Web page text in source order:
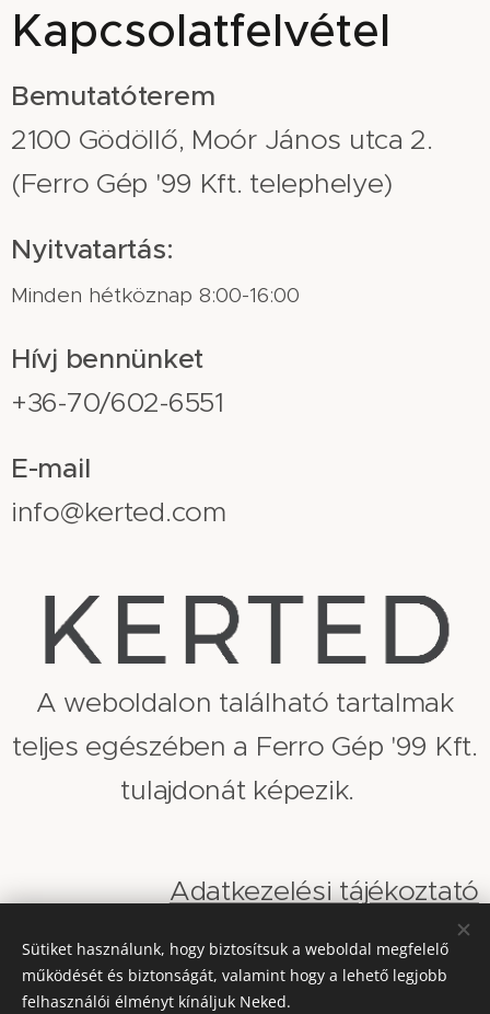
Kapcsolatfelvétel
Bemutatóterem
2100 Gödöllő, Moór János utca 2.
(Ferro Gép '99 Kft. telephelye)
Nyitvatartás:
Minden hétköznap 8:00-16:00
Hívj bennünket
+36-70/602-6551
E-mail
info@kerted.com
A weboldalon található tartalmak
teljes egészében a Ferro Gép '99 Kft.
tulajdonát képezik.
Adatkezelési tájékoztató
Általános szerződési feltételek
Sütiket használunk, hogy biztosítsuk a weboldal megfelelő
működését és biztonságát, valamint hogy a lehető legjobb
felhasználói élményt kínáljuk Neked.